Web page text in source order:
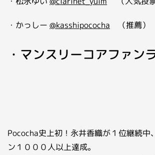
・かっしー @kasshipococha （推薦）
・マンスリーコアファン
Pococha史上初！永井香織が１位継続中
ン１０００人以上達成。